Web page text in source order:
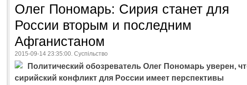
Олег Пономарь: Сирия станет для
России вторым и последним
Афганистаном
2015-09-14 23:35:00. Суспільство
Политический обозреватель Олег Пономарь уверен,
сирийский конфликт для России имеет перспективы